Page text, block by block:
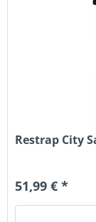
Restrap City
51,99 € *